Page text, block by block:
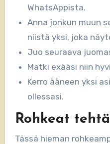
WhatsAppista.
Anna jonkun muun
niistä yksi, joka
Juo seuraava
Matki exääsi niin
Kerro ääneen yksi
ollessasi.
Rohkeat
Tässä hieman